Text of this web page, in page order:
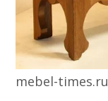
mebel-times.ru